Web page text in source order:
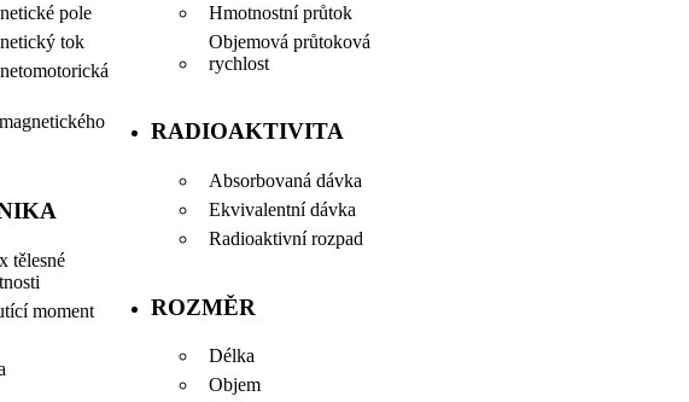
pole
tok
tělesné
moment
Hmotnostní průtok
Objemová průtoková
rychlost
RADIOAKTIVITA
Absorbovaná dávka
Ekvivalentní dávka
Radioaktivní rozpad
ROZMĚR
Délka
Objem